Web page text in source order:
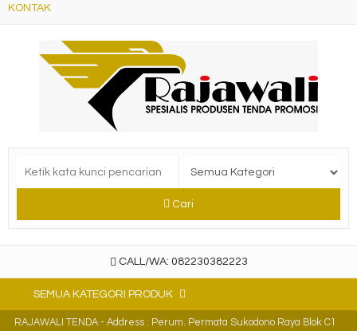
KONTAK
Cari
CALL/WA: 082230382223
SEMUA KATEGORI PRODUK
RAJAWALI TENDA - Address : Perum. Permata Sukodono Raya Blok C1